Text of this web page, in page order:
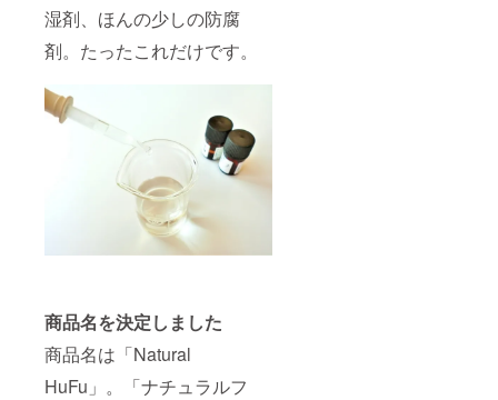
湿剤、ほんの少しの防腐
剤。たったこれだけです。
商品名を決定しました
商品名は「Natural
HuFu」。「ナチュラルフ